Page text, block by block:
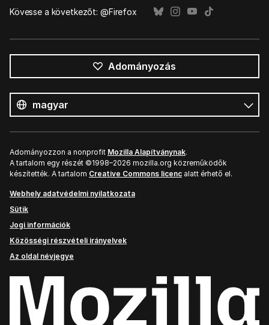
Kövesse a következőt: @Firefox
Adományozás
nyelv
Nyelv
Adományozzon a nonprofit Mozilla Alapítványnak.
A tartalom egy részét ©1998–2026 mozilla.org közreműködők
készítették. A tartalom Creative Commons licenc alatt érhető el.
Webhely adatvédelmi nyilatkozata
Sütik
Jogi információk
Közösségi részvételi irányelvek
Az oldal névjegye